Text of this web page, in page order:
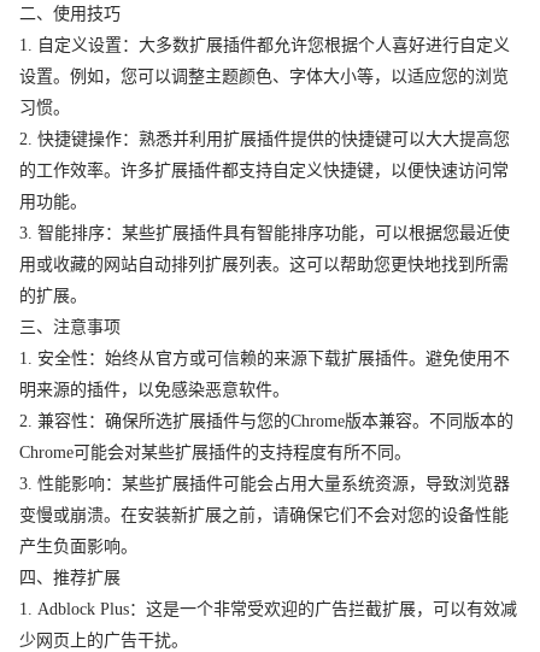
二、使用技巧
1. 自定义设置：大多数扩展插件都允许您根据个人喜好进行自定义
设置。例如，您可以调整主题颜色、字体大小等，以适应您的浏览
习惯。
2. 快捷键操作：熟悉并利用扩展插件提供的快捷键可以大大提高您
的工作效率。许多扩展插件都支持自定义快捷键，以便快速访问常
用功能。
3. 智能排序：某些扩展插件具有智能排序功能，可以根据您最近使
用或收藏的网站自动排列扩展列表。这可以帮助您更快地找到所需
的扩展。
三、注意事项
1. 安全性：始终从官方或可信赖的来源下载扩展插件。避免使用不
明来源的插件，以免感染恶意软件。
2. 兼容性：确保所选扩展插件与您的Chrome版本兼容。不同版本的
Chrome可能会对某些扩展插件的支持程度有所不同。
3. 性能影响：某些扩展插件可能会占用大量系统资源，导致浏览器
变慢或崩溃。在安装新扩展之前，请确保它们不会对您的设备性能
产生负面影响。
四、推荐扩展
1. Adblock Plus：这是一个非常受欢迎的广告拦截扩展，可以有效减
少网页上的广告干扰。